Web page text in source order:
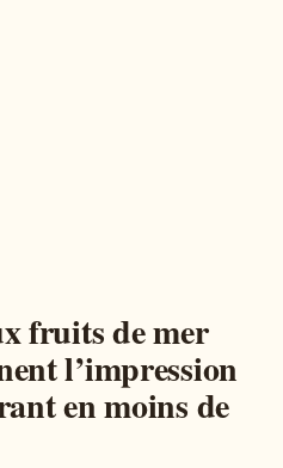
fruits de mer
l’impression
en moins de